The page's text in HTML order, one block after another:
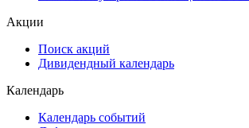
ESG
Самые популярные облигации на
Дивидендный календарь